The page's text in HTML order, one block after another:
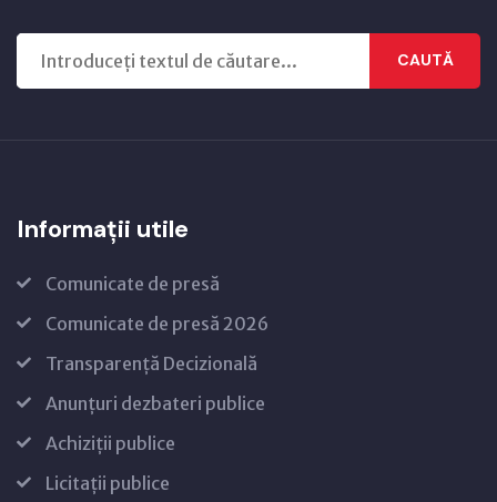
CAUTĂ
Informații utile
Comunicate de presă
Comunicate de presă 2026
Transparență Decizională
Anunțuri dezbateri publice
Achiziții publice
Licitații publice